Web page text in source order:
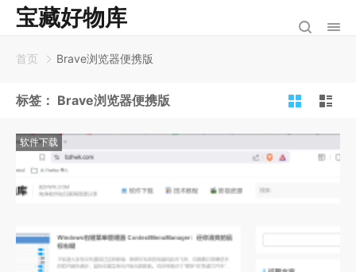
宝藏好物库
首页 Brave浏览器便携版
标签： Brave浏览器便携版
软件下载